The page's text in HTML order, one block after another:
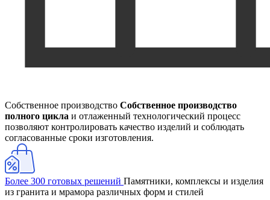
Собственное производство Собственное производство
полного цикла и отлаженный технологический процесс
позволяют контролировать качество изделий и соблюдать
согласованные сроки изготовления.
Более 300 готовых решений Памятники, комплексы и изделия
из гранита и мрамора различных форм и стилей